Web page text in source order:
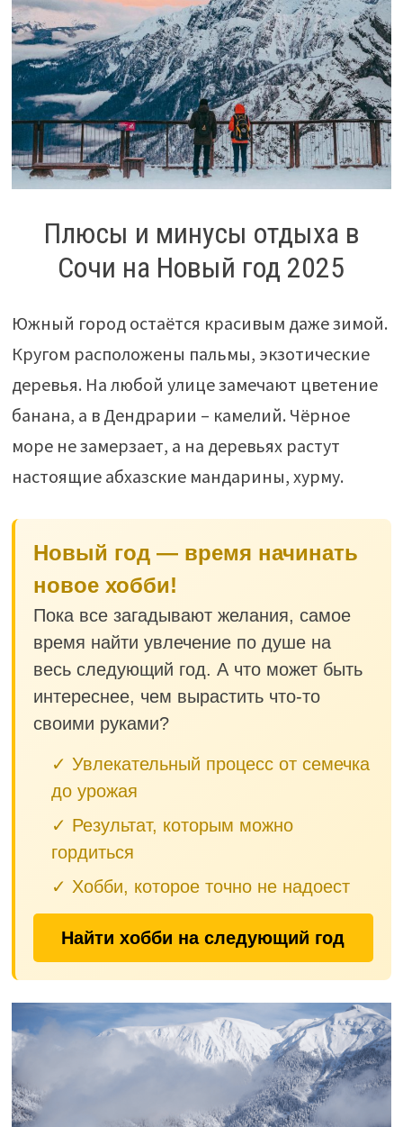
Плюсы и минусы отдыха в
Сочи на Новый год 2025
Южный город остаётся красивым даже зимой.
Кругом расположены пальмы, экзотические
деревья. На любой улице замечают цветение
банана, а в Дендрарии – камелий. Чёрное
море не замерзает, а на деревьях растут
настоящие абхазские мандарины, хурму.
Новый год — время начинать
новое хобби!
Пока все загадывают желания, самое
время найти увлечение по душе на
весь следующий год. А что может быть
интереснее, чем вырастить что-то
своими руками?
✓ Увлекательный процесс от семечка
до урожая
✓ Результат, которым можно
гордиться
✓ Хобби, которое точно не надоест
Найти хобби на следующий год